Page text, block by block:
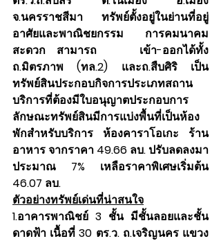
จ.นครราชสีมา ทรัพย์ตั้งอยู่ในย่านที่อยู่
อาศัยและพาณิชยกรรม การคมนาคม
สะดวก สามารถ    เข้า-ออกได้ทั้ง
ถ.มิตรภาพ (ทล.2) และถ.สืบศิริ เป็น
ทรัพย์สินประกอบกิจการประเภทสถาน
บริการที่ต้องมีใบอนุญาตประกอบการ
ลักษณะทรัพย์สินมีการแบ่งพื้นที่เป็นห้อง
พักสำหรับบริการ ห้องคาราโอเกะ ร้าน
อาหาร จากราคา 49.66 ลบ. ปรับลดลงมา
ประมาณ 7% เหลือราคาพิเศษเริ่มต้น
46.07 ลบ.
ตัวอย่างทรัพย์เด่นที่น่าสนใจ
1.อาคารพาณิชย์ 3 ชั้น มีชั้นลอยและชั้น
ดาดฟ้า เนื้อที่ 30 ตร.ว. ถ.เจริญนคร แขวง